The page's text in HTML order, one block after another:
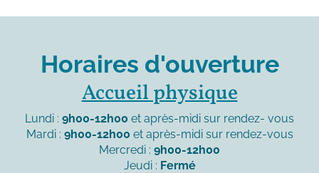
Horaires d'ouverture
Accueil physique
Lundi : 9h00-12h00 et après-midi sur rendez- vous
Mardi : 9h00-12h00 et après-midi sur rendez-vous
Mercredi : 9h00-12h00
Jeudi : Fermé